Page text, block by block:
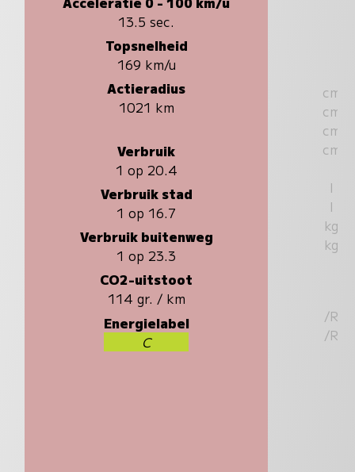
13.5 sec.
Topsnelheid
169 km/u
Actieradius
1021 km
Verbruik
1 op 20.4
Verbruik stad
1 op 16.7
Verbruik buitenweg
1 op 23.3
CO2-uitstoot
114 gr. / km
Energielabel
C
cm
cm
cm
cm
l
l
kg
kg
/R
/R